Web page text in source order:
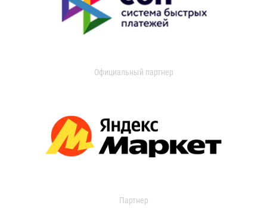
Официальный партнер
Партнер